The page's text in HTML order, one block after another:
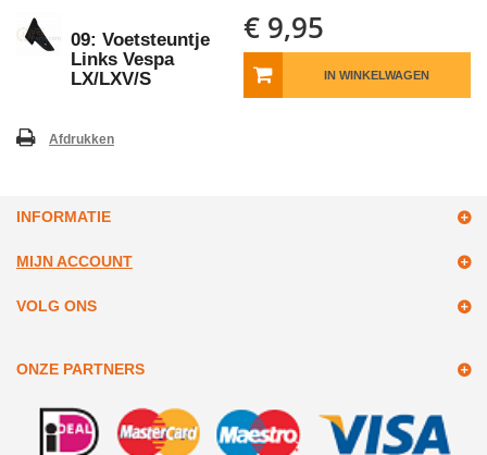
09: Voetsteuntje
Links Vespa
LX/LXV/S
€ 9,95
IN WINKELWAGEN
Afdrukken
INFORMATIE
MIJN ACCOUNT
VOLG ONS
ONZE PARTNERS